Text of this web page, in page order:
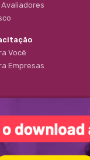
Você
Empresas